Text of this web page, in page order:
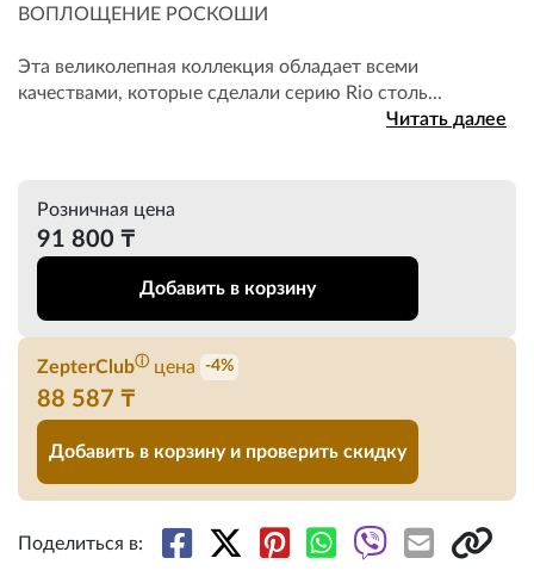
ВОПЛОЩЕНИЕ РОСКОШИ
Эта великолепная коллекция обладает всеми
качествами, которые сделали серию Rio столь...
Читать далее
Розничная цена
91 800 ₸
Добавить в корзину
ZepterClubⓘ цена -4%
88 587 ₸
Добавить в корзину и проверить скидку
Поделиться в: